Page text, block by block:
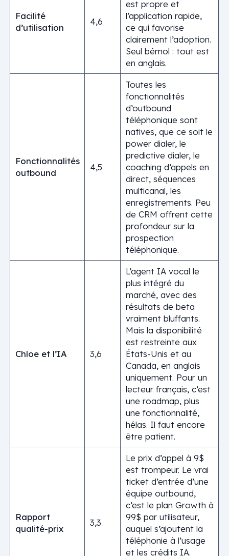
Facilité
d’utilisation
4,6
est propre et
l’application rapide,
ce qui favorise
clairement l’adoption.
Seul bémol : tout est
en anglais.
Fonctionnalités
outbound
4,5
Toutes les
fonctionnalités
d’outbound
téléphonique sont
natives, que ce soit le
power dialer, le
predictive dialer, le
coaching d’appels en
direct, séquences
multicanal, les
enregistrements. Peu
de CRM offrent cette
profondeur sur la
prospection
téléphonique.
Chloe et l’IA 3,6
L’agent IA vocal le
plus intégré du
marché, avec des
résultats de beta
vraiment bluffants.
Mais la disponibilité
est restreinte aux
États-Unis et au
Canada, en anglais
uniquement. Pour un
lecteur français, c’est
une roadmap, plus
une fonctionnalité,
hélas. Il faut encore
être patient.
Rapport
qualité-prix
3,3
Le prix d’appel à 9$
est trompeur. Le vrai
ticket d’entrée d’une
équipe outbound,
c’est le plan Growth à
99$ par utilisateur,
auquel s’ajoutent la
téléphonie à l’usage
et les crédits IA.